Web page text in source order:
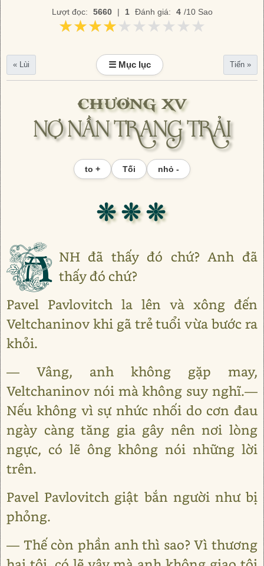
Lượt đọc: 5660 | 1 Đánh giá: 4 /10 Sao
★★★★★★★★★★
★★★★★★★★★★
« Lùi ☰ Mục lục Tiến »
CHƯƠNG XV
NỢ NẦN TRANG TRẢI
to + Tối nhỏ -
❊ ❊ ❊
A NH đã thấy đó chứ? Anh đã
thấy đó chứ?
Pavel Pavlovitch la lên và xông đến
Veltchaninov khi gã trẻ tuổi vừa bước ra
khỏi.
— Vâng, anh không gặp may,
Veltchaninov nói mà không suy nghĩ.—
Nếu không vì sự nhức nhối do cơn đau
ngày càng tăng gia gây nên nơi lòng
ngực, có lẽ ông không nói những lời
trên.
Pavel Pavlovitch giật bắn người như bị
phỏng.
— Thế còn phần anh thì sao? Vì thương